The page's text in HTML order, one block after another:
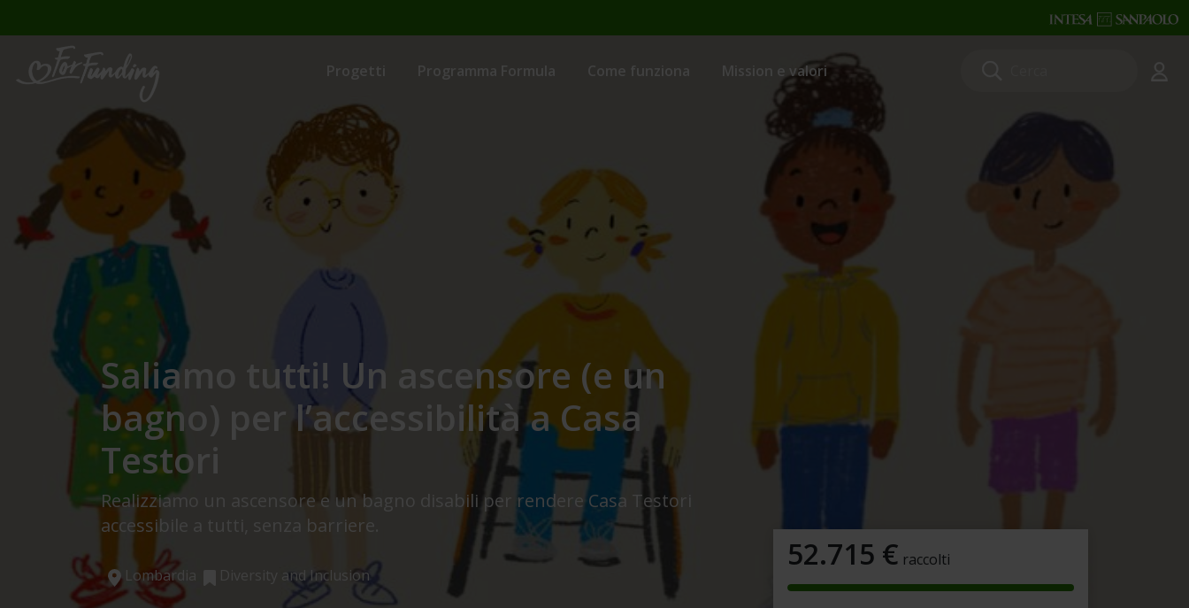
Progetti Programma Formula Come funziona Mission e valori
Saliamo tutti! Un ascensore (e un
bagno) per l’accessibilità a Casa
Testori
Realizziamo un ascensore e un bagno disabili per rendere Casa Testori
accessibile a tutti, senza barriere.
Lombardia Diversity and Inclusion
52.715 € raccolti